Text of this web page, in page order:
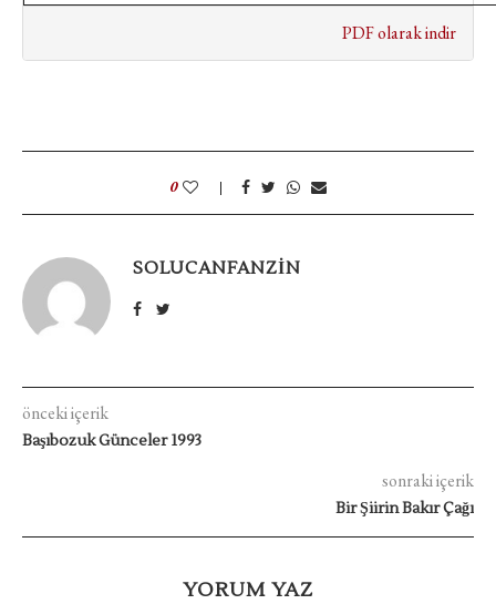
PDF olarak indir
0
SOLUCANFANZIN
önceki içerik
Başıbozuk Günceler 1993
sonraki içerik
Bir Şiirin Bakır Çağı
YORUM YAZ